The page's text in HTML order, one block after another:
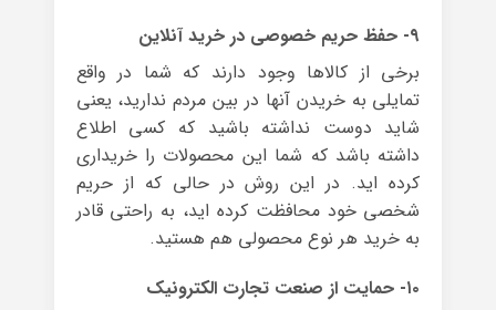
۹- حفظ حریم خصوصی در خرید آنلاین
برخی از کالاها وجود دارند که شما در واقع
تمایلی به خریدن آنها در بین مردم ندارید، یعنی
شاید دوست نداشته باشید که کسی اطلاع
داشته باشد که شما این محصولات را خریداری
کرده اید. در این روش در حالی که از حریم
شخصی خود محافظت کرده اید، به راحتی قادر
به خرید هر نوع محصولی هم هستید.
۱۰- حمایت از صنعت تجارت الکترونیک